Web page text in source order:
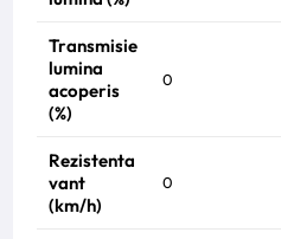
Transmisie
lumina
acoperis
(%)
0
Rezistenta
vant
(km/h)
0